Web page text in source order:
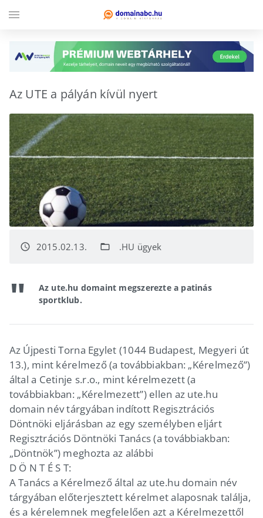
Az UTE a pályán kívül nyert
access_time 2015.02.13. folder_open .HU ügyek
Az ute.hu domaint megszerezte a patinás
sportklub.
Az Újpesti Torna Egylet (1044 Budapest, Megyeri út
13.), mint kérelmező (a továbbiakban: „Kérelmező”)
által a Cetinje s.r.o., mint kérelmezett (a
továbbiakban: „Kérelmezett”) ellen az ute.hu
domain név tárgyában indított Regisztrációs
Döntnöki eljárásban az egy személyben eljárt
Regisztrációs Döntnöki Tanács (a továbbiakban:
„Döntnök”) meghozta az alábbi
D Ö N T É S T:
A Tanács a Kérelmező által az ute.hu domain név
tárgyában előterjesztett kérelmet alaposnak találja,
és a kérelemnek megfelelően azt a Kérelmezettől
menu